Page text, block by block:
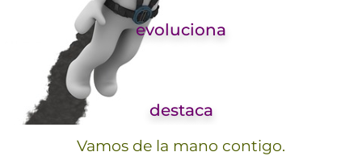
evoluciona
destaca
Vamos de la mano contigo.